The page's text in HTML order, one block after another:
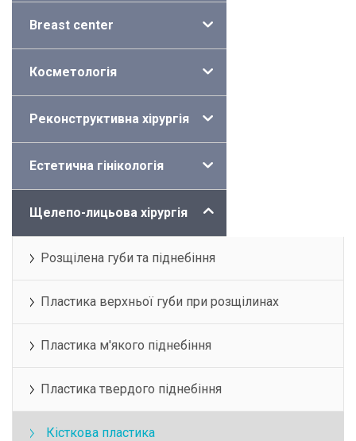
Breast center
Косметологія
Реконструктивна хірургія
Естетична гінікологія
Щелепо-лицьова хірургія
Розщілена губи та піднебіння
Пластика верхньої губи при розщілинах
Пластика м'якого піднебіння
Пластика твердого піднебіння
Кісткова пластика